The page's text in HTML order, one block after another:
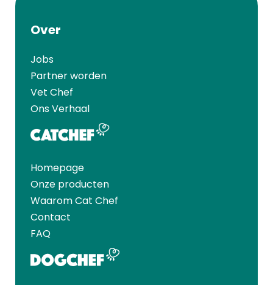
Over
Jobs
Partner worden
Vet Chef
Ons Verhaal
Homepage
Onze producten
Waarom Cat Chef
Contact
FAQ